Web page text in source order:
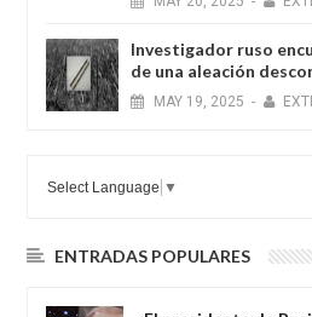
Investigador ruso
de una aleación
MAY 19, 2025 -
Select Language ▼
ENTRADAS POPULARES